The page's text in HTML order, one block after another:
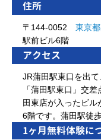
住所
〒144-0052 東京都
駅前ビル6階
アクセス
JR蒲田駅東口を出て
「蒲田駅東口」交
田東店が入ったビ
6階です。蒲田駅徒
1ヶ月無料体験に